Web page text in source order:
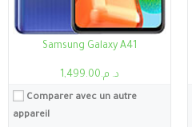
Samsung Galaxy A41
د. م.1,499.00
Comparer avec un autre
appareil
Lithium Polymer
Voir les détails →